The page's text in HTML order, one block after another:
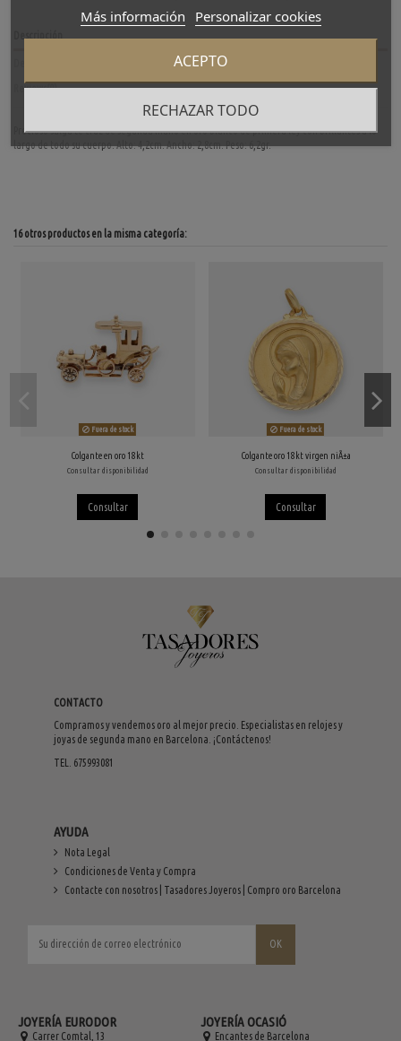
Reviews(0)
Precioso salga te cruz de segunda mano en oro blanco de primera ley con brillantes a lo
largo de todo su cuerpo. Alto: 4,2cm. Ancho: 2,8cm. Peso: 6,2gr.
16 otros productos en la misma categoría:
Fuera de stock
Colgante en oro 18kt
Consultar disponibilidad
Consultar
Fuera de stock
Colgante oro 18kt virgen niÃ±a
Consultar disponibilidad
Consultar
CONTACTO
Compramos y vendemos oro al mejor precio. Especialistas en relojes y
joyas de segunda mano en Barcelona. ¡Contáctenos!
TEL. 675993081
AYUDA
Nota Legal
Condiciones de Venta y Compra
Contacte con nosotros | Tasadores Joyeros | Compro oro Barcelona
JOYERÍA EURODOR
Carrer Comtal, 13
JOYERÍA OCASIÓ
Encantes de Barcelona
Más información Personalizar cookies
RECHAZAR TODO
ACEPTO